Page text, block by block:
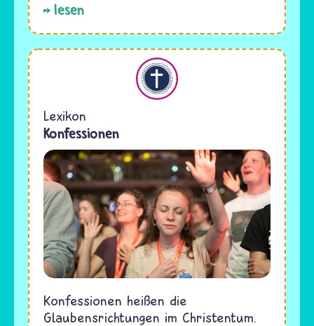
lesen
Christentum
Lexikon
Konfessionen
Konfessionen heißen die
Glaubensrichtungen im Christentum.